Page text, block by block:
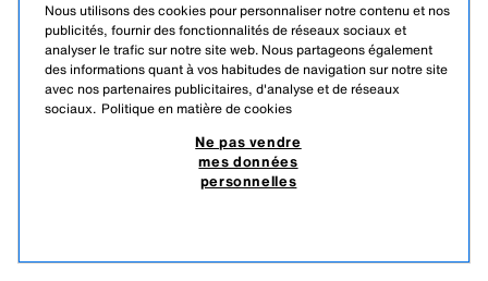
Nous utilisons des cookies pour personnaliser notre contenu et nos
publicités, fournir des fonctionnalités de réseaux sociaux et
analyser le trafic sur notre site web. Nous partageons également
des informations quant à vos habitudes de navigation sur notre site
avec nos partenaires publicitaires, d'analyse et de réseaux
sociaux. Politique en matière de cookies
Ne pas vendre
mes données
personnelles